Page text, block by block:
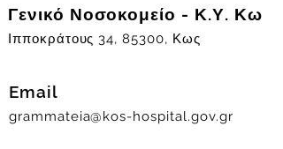
Γενικό Νοσοκομείο - Κ.Υ. Κω
Ιπποκράτους 34, 85300, Κως
Email
grammateia@kos-hospital.gov.gr